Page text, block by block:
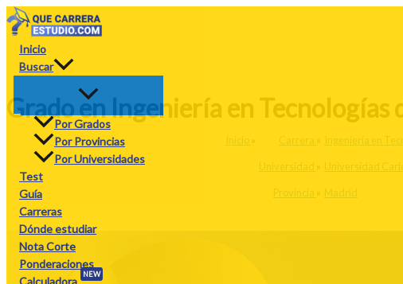
Ir
al
contenido
Inicio
Buscar
Por Grados
Por Provincias
Por Universidades
Test
Guía
Carreras
Dónde estudiar
Nota Corte
Ponderaciones
NEW
Grado en Ingeniería en
Inicio Carrera Ingeniería en
Universidad Universidad
Provincia Madrid